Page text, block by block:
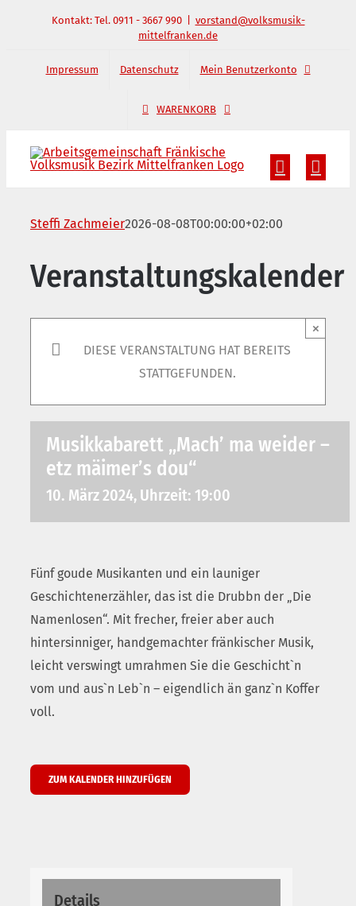
springen
Kontakt: Tel. 0911 - 3667 990
vorstand@volksmusik-
mittelfranken.de
Impressum Datenschutz Mein Benutzerkonto
WARENKORB
Steffi Zachmeier2026-08-08T00:00:00+02:00
Veranstaltungskalender
DIESE VERANSTALTUNG HAT BEREITS
STATTGEFUNDEN.
×
Musikkabarett „Mach’ ma weider –
etz mäimer’s dou“
10. März 2024, Uhrzeit: 19:00
Fünf goude Musikanten und ein launiger
Geschichtenerzähler, das ist die Drubbn der „Die
Namenlosen“. Mit frecher, freier aber auch
hintersinniger, handgemachter fränkischer Musik,
leicht verswingt umrahmen Sie die Geschicht`n
vom und aus`n Leb`n – eigendlich än ganz`n Koffer
voll.
ZUM KALENDER HINZUFÜGEN
Details